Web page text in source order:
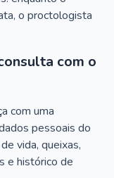
o proctologista
com o
com uma
pessoais do
vida, queixas,
e histórico de